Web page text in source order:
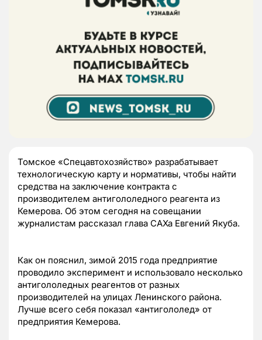
Томское «Спецавтохозяйство» разрабатывает
технологическую карту и нормативы, чтобы найти
средства на заключение контракта с
производителем антигололедного реагента из
Кемерова. Об этом сегодня на совещании
журналистам рассказал глава САХа Евгений Якуба.
Как он пояснил, зимой 2015 года предприятие
проводило эксперимент и использовало несколько
антигололедных реагентов от разных
производителей на улицах Ленинского района.
Лучше всего себя показал «антигололед» от
предприятия Кемерова.